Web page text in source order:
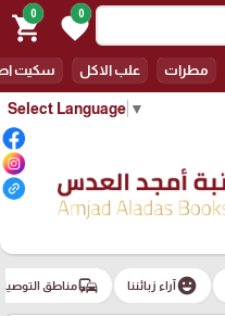
Select Language ▼
0
favorite
0
shopping_cart
مطرات علب الاكل سكيت
emoji_emotionsآراء زبائننا commuteمناطق